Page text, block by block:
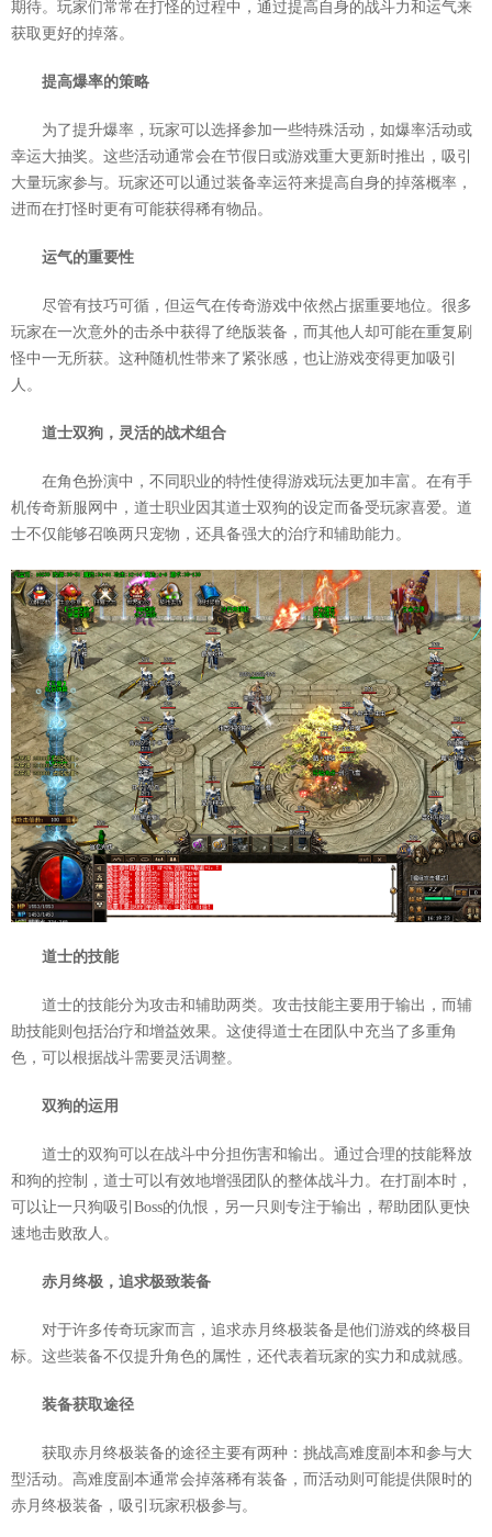
期待。玩家们常常在打怪的过程中，通过提高自身的战斗力和运气来
获取更好的掉落。
提高爆率的策略
为了提升爆率，玩家可以选择参加一些特殊活动，如爆率活动或
幸运大抽奖。这些活动通常会在节假日或游戏重大更新时推出，吸引
大量玩家参与。玩家还可以通过装备幸运符来提高自身的掉落概率，
进而在打怪时更有可能获得稀有物品。
运气的重要性
尽管有技巧可循，但运气在传奇游戏中依然占据重要地位。很多
玩家在一次意外的击杀中获得了绝版装备，而其他人却可能在重复刷
怪中一无所获。这种随机性带来了紧张感，也让游戏变得更加吸引
人。
道士双狗，灵活的战术组合
在角色扮演中，不同职业的特性使得游戏玩法更加丰富。在有手
机传奇新服网中，道士职业因其道士双狗的设定而备受玩家喜爱。道
士不仅能够召唤两只宠物，还具备强大的治疗和辅助能力。
道士的技能
道士的技能分为攻击和辅助两类。攻击技能主要用于输出，而辅
助技能则包括治疗和增益效果。这使得道士在团队中充当了多重角
色，可以根据战斗需要灵活调整。
双狗的运用
道士的双狗可以在战斗中分担伤害和输出。通过合理的技能释放
和狗的控制，道士可以有效地增强团队的整体战斗力。在打副本时，
可以让一只狗吸引Boss的仇恨，另一只则专注于输出，帮助团队更快
速地击败敌人。
赤月终极，追求极致装备
对于许多传奇玩家而言，追求赤月终极装备是他们游戏的终极目
标。这些装备不仅提升角色的属性，还代表着玩家的实力和成就感。
装备获取途径
获取赤月终极装备的途径主要有两种：挑战高难度副本和参与大
型活动。高难度副本通常会掉落稀有装备，而活动则可能提供限时的
赤月终极装备，吸引玩家积极参与。